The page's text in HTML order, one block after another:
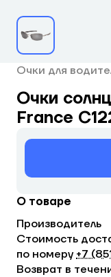
Очки для
Очки
France
О товаре
Производитель
Стоимость
по номеру +7
Возврат в